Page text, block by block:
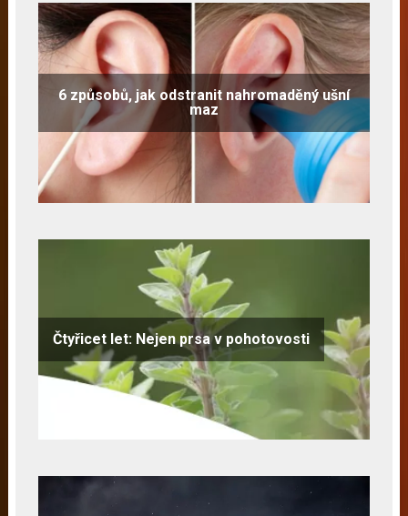
6 způsobů, jak odstranit nahromaděný ušní
maz
Čtyřicet let: Nejen prsa v pohotovosti